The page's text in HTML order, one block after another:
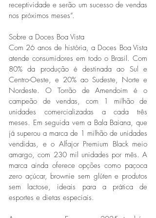
receptividade e serão um sucesso de vendas
nos próximos meses”.
Sobre a Doces Boa Vista
Com 26 anos de história, a Doces Boa Vista
atende consumidores em todo o Brasil. Com
80% da produção é destinada ao Sul e
Centro-Oeste, e 20% ao Sudeste, Norte e
Nordeste. O Torrão de Amendoim é o
campeão de vendas, com 1 milhão de
unidades comercializadas a cada três
meses. Em seguida vem a Bala Baiana, que
já superou a marca de 1 milhão de unidades
vendidas, e o Alfajor Premium Black meio
amargo, com 230 mil unidades por mês. A
marca ainda oferece opções como paçoca
zero açúcar, brownie sem glúten e produtos
sem lactose, ideais para a prática de
esportes e dietas especiais.